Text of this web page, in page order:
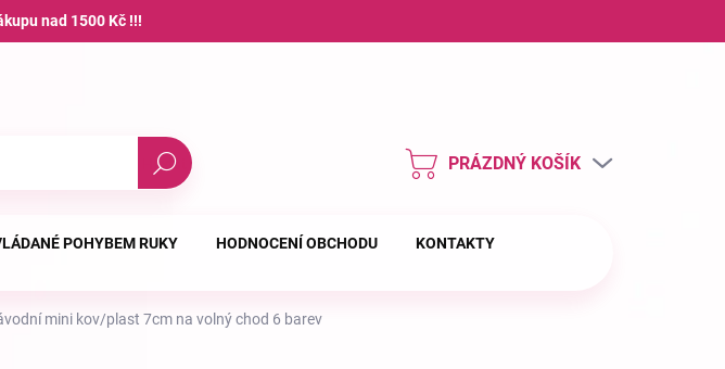
nad 1500 Kč !!!
Hledat
NÁKUPNÍ
PRÁZDNÝ KOŠÍK
POHYBEM RUKY HODNOCENÍ OBCHODU KONTAKTY
mini kov/plast 7cm na volný chod 6 barev